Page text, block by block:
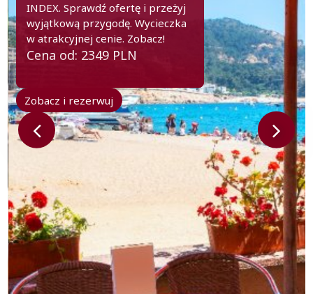
INDEX. Sprawdź ofertę i przeżyj
wyjątkową przygodę. Wycieczka
w atrakcyjnej cenie. Zobacz!
Cena od: 2349 PLN
Zobacz i rezerwuj